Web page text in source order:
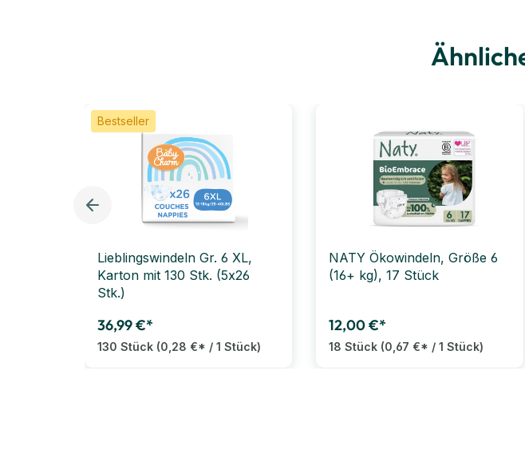
Bestseller
Lieblingswindeln Gr. 6 XL,
Karton mit 130 Stk. (5x26
Stk.)
36,99 €*
130 Stück (0,28 €* / 1 Stück)
NATY Ökowindeln, Größe 6
(16+ kg), 17 Stück
12,00 €*
18 Stück (0,67 €* / 1 Stück)